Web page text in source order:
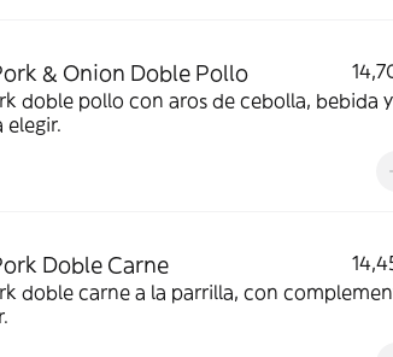
& Onion Doble Pollo
doble pollo con aros de cebolla, bebida y
Doble Carne
doble carne a la parrilla, con